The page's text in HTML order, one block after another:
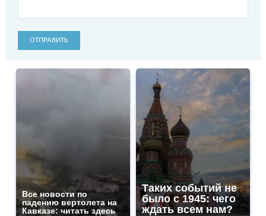
ОТПРАВИТЬ
Все новости по
падению вертолета на
Кавказе: читать здесь
Таких событий не
было с 1945: чего
ждать всем нам?